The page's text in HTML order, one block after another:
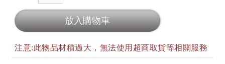
注意:此物品材積過大，無法使用超商取貨等相關服務